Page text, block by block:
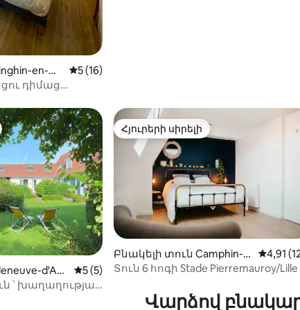
en-Mé
Միջին վարկանիշը՝ 5-ից 5, 16 կարծիք
5 (16)
դիմաց
d'Asc
Միջին վարկանիշը՝ 5-ից 5, 5 կարծիք
5 (5)
՝ խաղաղության
Հյուրերի սիրելի
Հյուրերի սիրելի
Բնակելի տուն Camphin-e
n-Pévèle-ում
Միջին
4,91
Տուն 6 հոգի Stade Pierremauroy/Lille
Վարձով